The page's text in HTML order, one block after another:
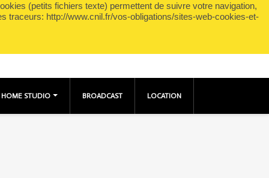
(petits fichiers texte) permettent de suivre votre navigation,
traceurs: http://www.cnil.fr/vos-obligations/sites-web-cookies-et-
Connexion shopping_cartPanier(0)
HOME STUDIO BROADCAST LOCATION